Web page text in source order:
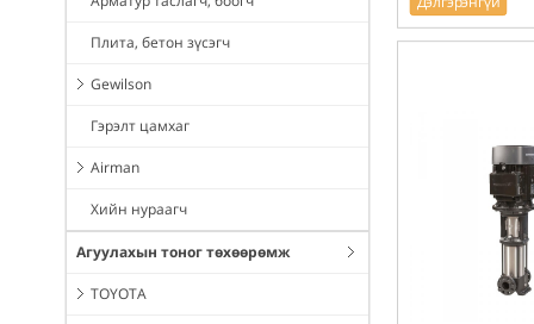
Плита, бетон зүсэгч
Gewilson
Гэрэлт цамхаг
Airman
Хийн нураагч
Агуулахын тоног төхөөрөмж
TOYOTA